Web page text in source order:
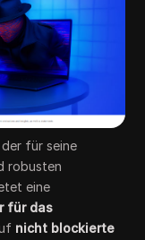
für seine
robusten
eine
für das
nicht blockierte